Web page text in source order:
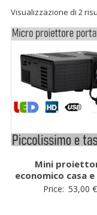
Visualizzazione di 2
Mini
economico casa
Price: 53,00 €